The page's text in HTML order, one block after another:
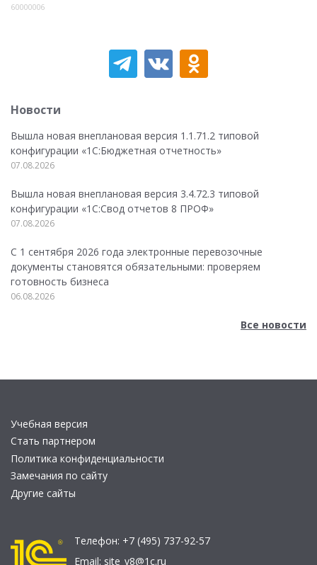
60000006
Новости
Вышла новая внеплановая версия 1.1.71.2 типовой
конфигурации «1C:Бюджетная отчетность»
07.08.2026
Вышла новая внеплановая версия 3.4.72.3 типовой
конфигурации «1C:Свод отчетов 8 ПРОФ»
07.08.2026
С 1 сентября 2026 года электронные перевозочные
документы становятся обязательными: проверяем
готовность бизнеса
06.08.2026
Все новости
Учебная версия
Стать партнером
Политика конфиденциальности
Замечания по сайту
Другие сайты
Телефон: +7 (495) 737-92-57
Email: site_v8@1c.ru